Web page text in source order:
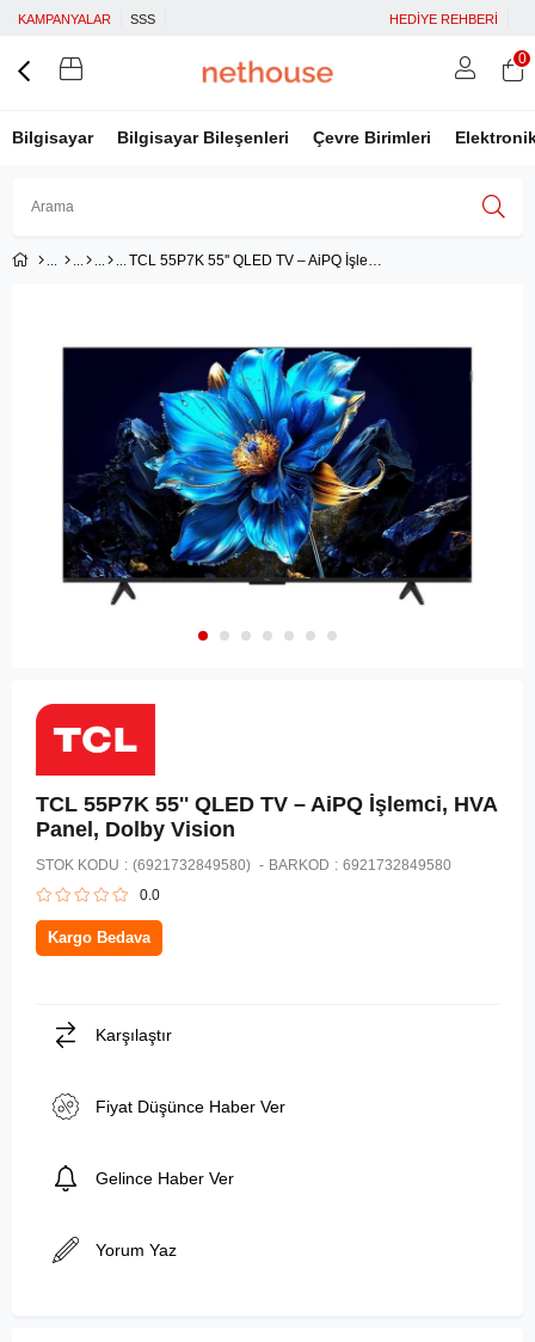
KAMPANYALAR SSS HEDİYE REHBERİ
Bilgisayar Bilgisayar Bileşenleri Çevre Birimleri
Üye Ol Facebook İle Bağlan
0
TCL 55P7K 55'' QLED TV – AiPQ İşlemci, HVA Panel, Dolby Vision
TCL 55P7K 55'' QLED TV – AiPQ İşlemci, HVA
Panel, Dolby Vision
STOK KODU (6921732849580) BARKOD : 6921732849580
0.0
Kargo Bedava
Karşılaştır
Fiyat Düşünce Haber Ver
Gelince Haber Ver
Yorum Yaz